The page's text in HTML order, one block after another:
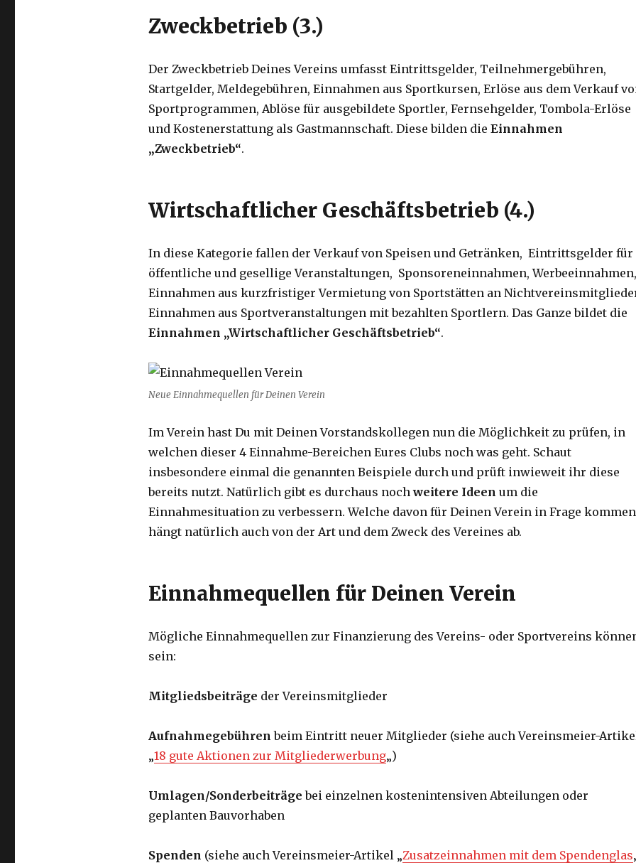
Zweckbetrieb (3.)
Der Zweckbetrieb Deines Vereins umfasst Eintrittsgelder, Teilnehmergebühren,
Startgelder, Meldegebühren, Einnahmen aus Sportkursen, Erlöse aus dem Verkauf
Sportprogrammen, Ablöse für ausgebildete Sportler, Fernsehgelder, Tombola-Erlöse
und Kostenerstattung als Gastmannschaft. Diese bilden dieEinnahmen
„Zweckbetrieb“.
Wirtschaftlicher Geschäftsbetrieb (4.)
In diese Kategorie fallen der Verkauf von Speisen und Getränken, Eintrittsgelder für
öffentliche und gesellige Veranstaltungen, Sponsoreneinnahmen,
Einnahmen aus kurzfristiger Vermietung von Sportstätten an
Einnahmen aus Sportveranstaltungen mit bezahlten Sportlern. Das Ganze bildet die
Einnahmen „Wirtschaftlicher Geschäftsbetrieb“.
Neue Einnahmequellen für Deinen Verein
Im Verein hast Du mit Deinen Vorstandskollegen nun die Möglichkeit zu prüfen, in
welchen dieser 4 Einnahme-Bereichen Eures Clubs noch was geht. Schaut
insbesondere einmal die genannten Beispiele durch und prüft inwieweit ihr diese
bereits nutzt. Natürlich gibt es durchaus nochweitere Ideen um die
Einnahmesituation zu verbessern. Welche davon für Deinen Verein in Frage
hängt natürlich auch von der Art und dem Zweck des Vereines ab.
Einnahmequellen für Deinen Verein
Mögliche Einnahmequellen zur Finanzierung des Vereins- oder Sportvereins
sein:
Mitgliedsbeiträge der Vereinsmitglieder
Aufnahmegebühren beim Eintritt neuer Mitglieder (siehe auch Vereinsmeier-
„18 gute Aktionen zur Mitgliederwerbung„)
Umlagen/Sonderbeiträge bei einzelnen kostenintensiven Abteilungen oder
geplanten Bauvorhaben
Spenden (siehe auch Vereinsmeier-Artikel „Zusatzeinnahmen mit dem Spendenglas